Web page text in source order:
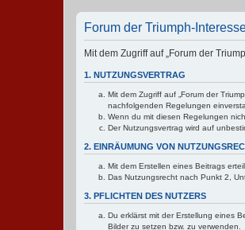
Forum der Triumph-
Mit dem Zugriff auf „Forum der
1. NUTZUNGSVERTRAG
Mit dem Zugriff auf „Forum der
nachfolgenden Regelungen
Wenn du mit diesen Regelungen
Der Nutzungsvertrag wird auf
2. EINRÄUMUNG VON
Mit dem Erstellen eines Beitrags
Das Nutzungsrecht nach Punkt 2,
3. PFLICHTEN DES NUTZERS
Du erklärst mit der Erstellung eines
Bilder zu setzen bzw. zu verwenden.